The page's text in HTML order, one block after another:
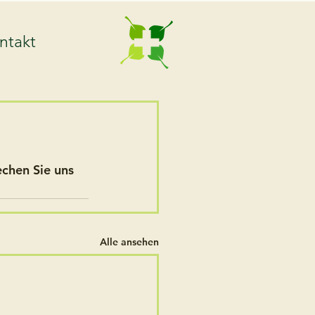
Sie uns
Alle ansehen